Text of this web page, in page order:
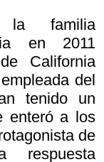
familia
en 2011
California
del
tenido un
enteró a los
de
respuesta